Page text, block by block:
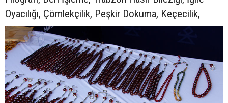
Oyacılığı, Çömlekçilik, Peşkir Dokuma, Keçecilik,